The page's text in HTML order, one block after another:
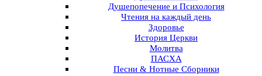
Душепопечение и Психология
Чтения на каждый день
Здоровье
История Церкви
Молитва
ПАСХА
Песни & Нотные Сборники